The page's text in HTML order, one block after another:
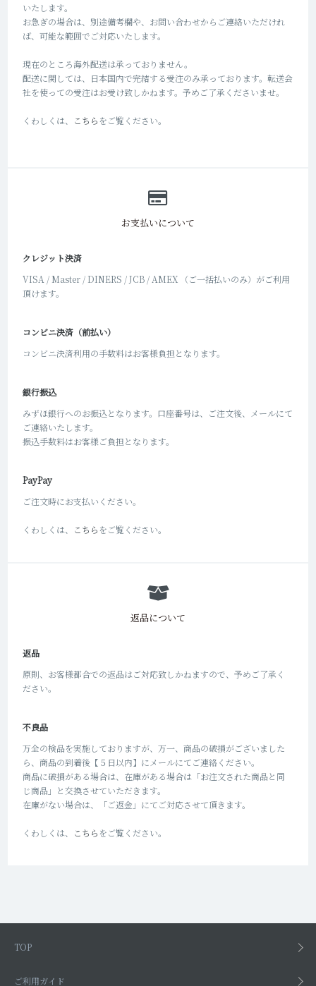
いたします。
お急ぎの場合は、別途備考欄や、お問い合わせからご連絡いただけれ
ば、可能な範囲でご対応いたします。
現在のところ海外配送は承っておりません。
配送に関しては、日本国内で完結する受注のみ承っております。転送会
社を使っての受注はお受け致しかねます。予めご了承くださいませ。
くわしくは、 こちらをご覧ください。
お支払いについて
クレジット決済
VISA / Master / DINERS / JCB / AMEX （ご一括払いのみ）がご利用
頂けます。
コンビニ決済（前払い）
コンビニ決済利用の手数料はお客様負担となります。
銀行振込
みずほ銀行へのお振込となります。口座番号は、ご注文後、メールにて
ご連絡いたします。
振込手数料はお客様ご負担となります。
PayPay
ご注文時にお支払いください。
くわしくは、 こちらをご覧ください。
返品について
返品
原則、お客様都合での返品はご対応致しかねますので、予めご了承く
ださい。
不良品
万全の検品を実施しておりますが、万一、商品の破損がございました
ら、商品の到着後【５日以内】にメールにてご連絡ください。
商品に破損がある場合は、在庫がある場合は「お注文された商品と同
じ商品」と交換させていただきます。
在庫がない場合は、「ご返金」にてご対応させて頂きます。
くわしくは、 こちらをご覧ください。
TOP
ご利用ガイド